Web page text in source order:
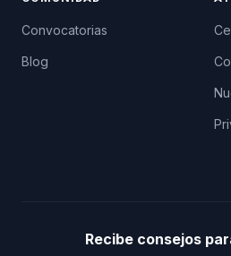
Convocatorias
Blog
Recibe consejos